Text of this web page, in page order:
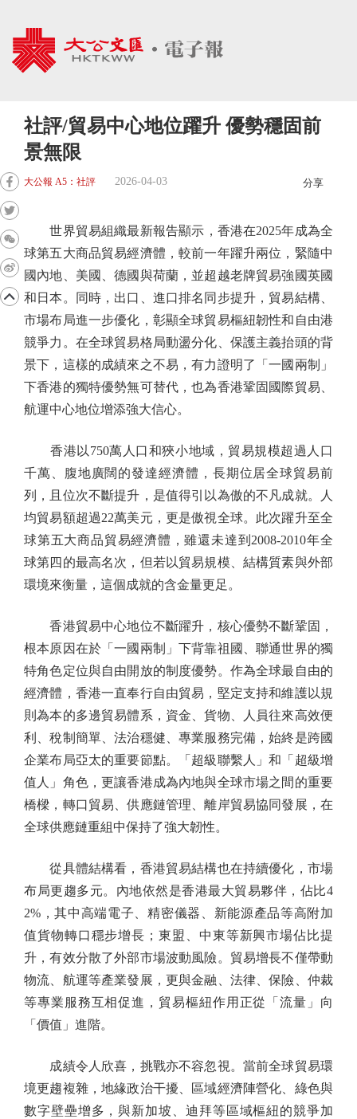
社評/貿易中心地位躍升 優勢穩固前
景無限
大公報 A5：社評 2026-04-03 分享
世界貿易組織最新報告顯示，香港在2025年成為全
球第五大商品貿易經濟體，較前一年躍升兩位，緊隨中
國內地、美國、德國與荷蘭，並超越老牌貿易強國英國
和日本。同時，出口、進口排名同步提升，貿易結構、
市場布局進一步優化，彰顯全球貿易樞紐韌性和自由港
競爭力。在全球貿易格局動盪分化、保護主義抬頭的背
景下，這樣的成績來之不易，有力證明了「一國兩制」
下香港的獨特優勢無可替代，也為香港鞏固國際貿易、
航運中心地位增添強大信心。
香港以750萬人口和狹小地域，貿易規模超過人口
千萬、腹地廣闊的發達經濟體，長期位居全球貿易前
列，且位次不斷提升，是值得引以為傲的不凡成就。人
均貿易額超過22萬美元，更是傲視全球。此次躍升至全
球第五大商品貿易經濟體，雖還未達到2008-2010年全
球第四的最高名次，但若以貿易規模、結構質素與外部
環境來衡量，這個成就的含金量更足。
香港貿易中心地位不斷躍升，核心優勢不斷鞏固，
根本原因在於「一國兩制」下背靠祖國、聯通世界的獨
特角色定位與自由開放的制度優勢。作為全球最自由的
經濟體，香港一直奉行自由貿易，堅定支持和維護以規
則為本的多邊貿易體系，資金、貨物、人員往來高效便
利、稅制簡單、法治穩健、專業服務完備，始終是跨國
企業布局亞太的重要節點。「超級聯繫人」和「超級增
值人」角色，更讓香港成為內地與全球市場之間的重要
橋樑，轉口貿易、供應鏈管理、離岸貿易協同發展，在
全球供應鏈重組中保持了強大韌性。
從具體結構看，香港貿易結構也在持續優化，市場
布局更趨多元。內地依然是香港最大貿易夥伴，佔比4
2%，其中高端電子、精密儀器、新能源產品等高附加
值貨物轉口穩步增長；東盟、中東等新興市場佔比提
升，有效分散了外部市場波動風險。貿易增長不僅帶動
物流、航運等產業發展，更與金融、法律、保險、仲裁
等專業服務互相促進，貿易樞紐作用正從「流量」向
「價值」進階。
成績令人欣喜，挑戰亦不容忽視。當前全球貿易環
境更趨複雜，地緣政治干擾、區域經濟陣營化、綠色與
數字壁壘增多，與新加坡、迪拜等區域樞紐的競爭加